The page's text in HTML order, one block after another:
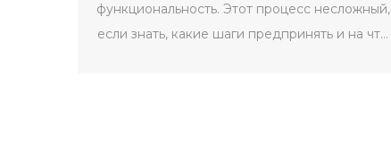
функциональность. Этот процесс несложный,
если знать, какие шаги предпринять и на что